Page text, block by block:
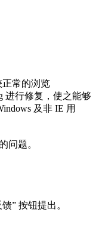
正常的浏览
进行修复，使之能够
及非 IE 用
问题。
” 按钮提出。